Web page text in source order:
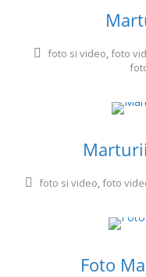
foto si video,foto
foto si video,foto
Foto